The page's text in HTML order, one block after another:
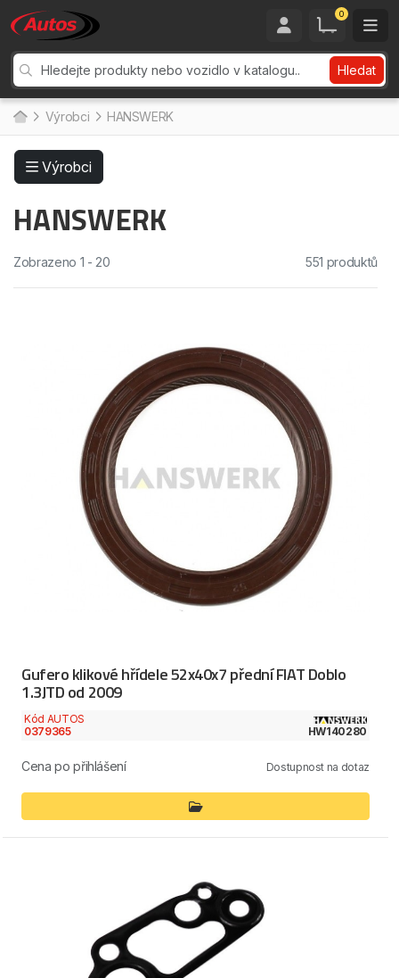
0
Hledat
Výrobci HANSWERK
Výrobci
HANSWERK
Zobrazeno 1 - 20 551 produktů
Gufero klikové hřídele 52x40x7 přední FIAT Doblo
1.3JTD od 2009
Kód AUTOS
0379365
HW140280
Cena po přihlášení Dostupnost na dotaz